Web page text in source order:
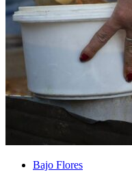
Bajo Flores